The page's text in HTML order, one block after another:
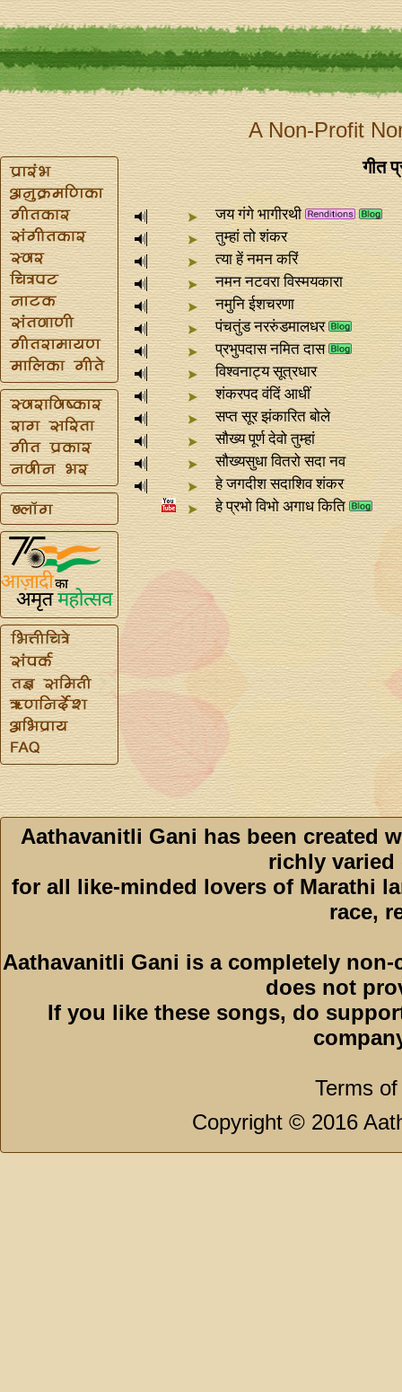
A Non-Profit
गीत
जय गंगे भागीरथी
तुम्हां तो शंकर
त्या हें नमन करिं
नमन नटवरा विस्मयकारा
नमुनि ईशचरणा
पंचतुंड नररुंडमालधर
प्रभुपदास नमित दास
विश्वनाट्य सूत्रधार
शंकरपद वंदिं आधीं
सप्त सूर झंकारित बोले
सौख्य पूर्ण देवो तुम्हां
सौख्यसुधा वितरो सदा नव
हे जगदीश सदाशिव शंकर
हे प्रभो विभो अगाध किति
Aathavanitli Gani has been created
richly varied
for all like-minded lovers of Marathi
race,
Aathavanitli Gani is a completely
does not
If you like these songs, do
Terms
Copyright © 2016